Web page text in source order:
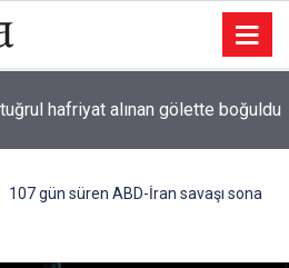
hafriyat alınan gölette boğuldu
107 gün süren ABD-İran savaşı sona